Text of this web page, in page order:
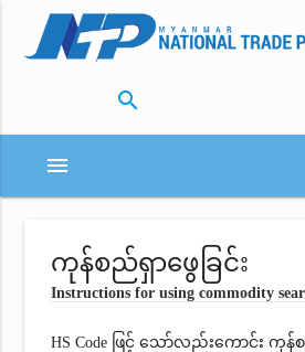
search
menu
ကုန်စည်ရှာဖွေခြင်း
Instructions for using commodity
HS Code ဖြင့် သော်လည်းကောင်း